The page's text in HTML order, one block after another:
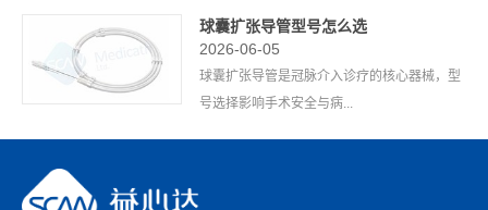
球囊扩张导管型号怎么选
2026-06-05
球囊扩张导管是冠脉介入诊疗的核心器械，型
号选择影响手术安全与病...